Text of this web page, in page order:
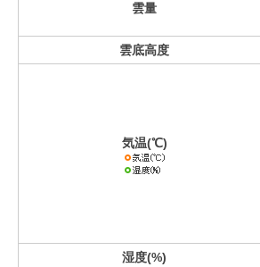
雲量
雲底高度
気温(℃)
湿度(%)